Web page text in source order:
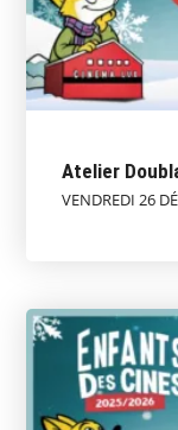
Atelier
VENDREDI 26